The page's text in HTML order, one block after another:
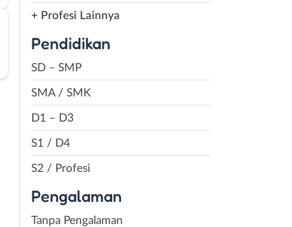
+ Profesi Lainnya
Pendidikan
SD – SMP
SMA / SMK
D1 – D3
S1 / D4
S2 / Profesi
Pengalaman
Tanpa Pengalaman